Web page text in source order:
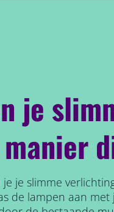
je
je je slimme
de lampen aan